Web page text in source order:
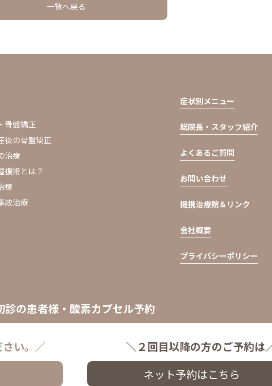
一覧へ戻る
骨盤矯正
後の骨盤矯正
治療
復術とは？
療
故治療
症状別メニュー
総院長・スタッフ紹介
よくあるご質問
お問い合わせ
提携治療院＆リンク
会社概要
プライバシーポリシー
診の患者様・酸素カプセル予約
い。／
＼２回目以降の方のご予約は
ネット予約はこちら